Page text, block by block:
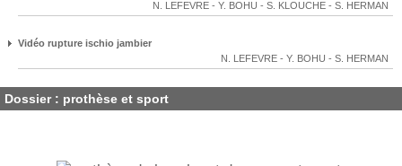
N. LEFEVRE - Y. BOHU - S. KLOUCHE - S. HERMAN
Vidéo rupture ischio jambier
N. LEFEVRE - Y. BOHU - S. HERMAN
Dossier : prothèse et sport